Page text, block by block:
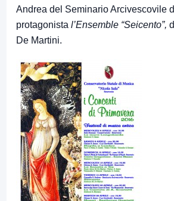
Andrea del Seminario Arcivescovile
protagonista l’Ensemble “Seicento”,
De Martini.